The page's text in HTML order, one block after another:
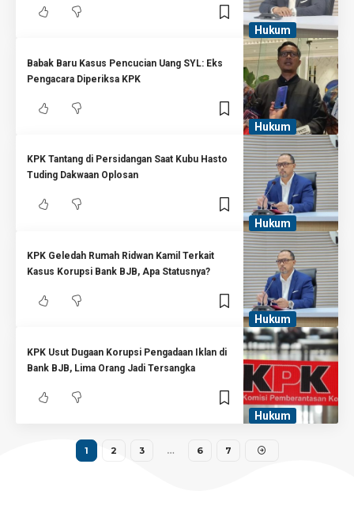
Hukum
Hukum
Babak Baru Kasus Pencucian Uang SYL: Eks
Pengacara Diperiksa KPK
Hukum
KPK Tantang di Persidangan Saat Kubu Hasto
Tuding Dakwaan Oplosan
Hukum
KPK Geledah Rumah Ridwan Kamil Terkait
Kasus Korupsi Bank BJB, Apa Statusnya?
Hukum
KPK Usut Dugaan Korupsi Pengadaan Iklan di
Bank BJB, Lima Orang Jadi Tersangka
1 2 3 … 6 7